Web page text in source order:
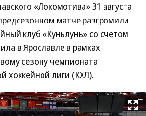
«Локомотива» 31 августа
матче разгромили
клуб «Куньлунь» со счетом
в Ярославле в рамках
сезону чемпионата
хоккейной лиги (КХЛ).
Развернуть